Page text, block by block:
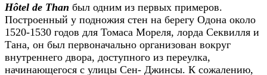
Hôtel de Than был одним из первых примеров.
Построенный у подножия стен на берегу Одона около
1520-1530 годов для Томаса Мореля, лорда Секвилля и
Тана, он был первоначально организован вокруг
внутреннего двора, доступного из переулка,
начинающегося с улицы Сен- Джинсы. К сожалению,